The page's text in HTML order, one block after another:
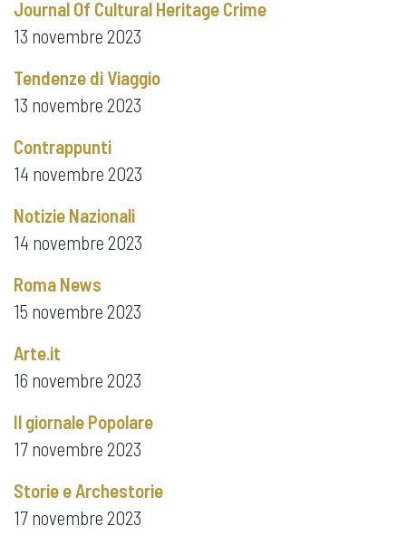
Journal Of Cultural Heritage Crime
13 novembre 2023
Tendenze di Viaggio
13 novembre 2023
Contrappunti
14 novembre 2023
Notizie Nazionali
14 novembre 2023
Roma News
15 novembre 2023
Arte.it
16 novembre 2023
Il giornale Popolare
17 novembre 2023
Storie e Archestorie
17 novembre 2023